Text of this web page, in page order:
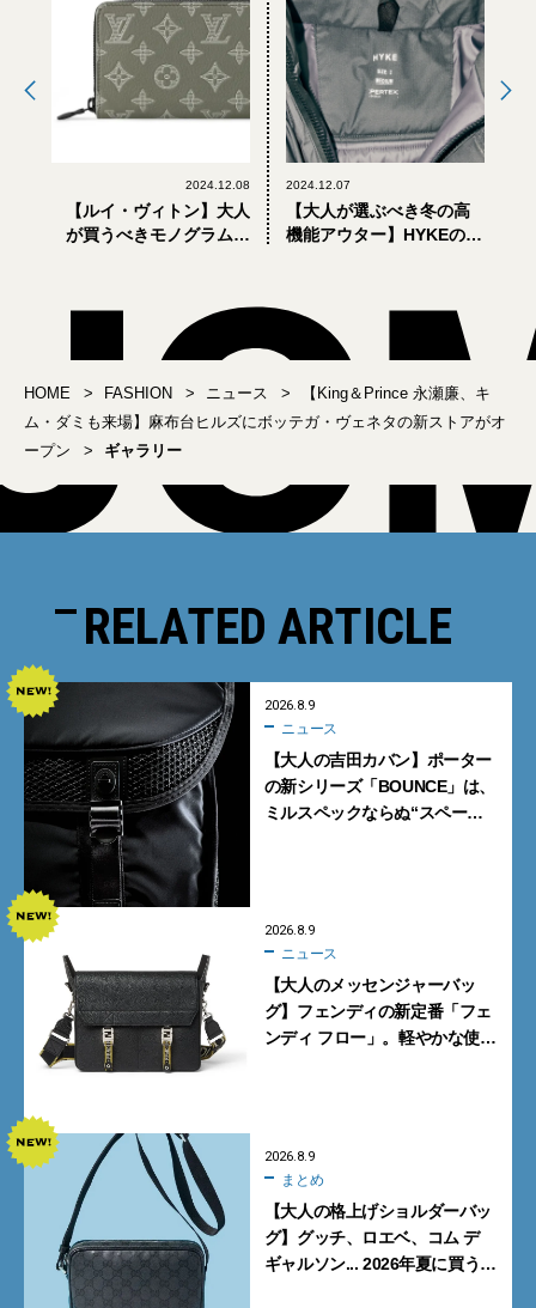
2024.12.08
【ルイ・ヴィトン】大人
が買うべきモノグラムレ
2024.12.07
【大人が選ぶべき冬の高
機能アウター】HYKEのビ
HOME FASHION ニュース
【King＆Prince 永瀬廉、キ
ム・ダミも来場】麻布台ヒルズにボッテガ・ヴェネタの新ストアがオ
ープン
ギャラリー
RELATED ARTICLE
2026.8.9
ニュース
【大人の吉田カバン】ポーター
の新シリーズ「BOUNCE」は、
ミルスペックならぬ“スペース
2026.8.9
ニュース
【大人のメッセンジャーバッ
グ】フェンディの新定番「フェ
ンディ フロー」。軽やかな使い
2026.8.9
まとめ
【大人の格上げショルダーバッ
グ】グッチ、ロエベ、コム デ
ギャルソン... 2026年夏に買うべ